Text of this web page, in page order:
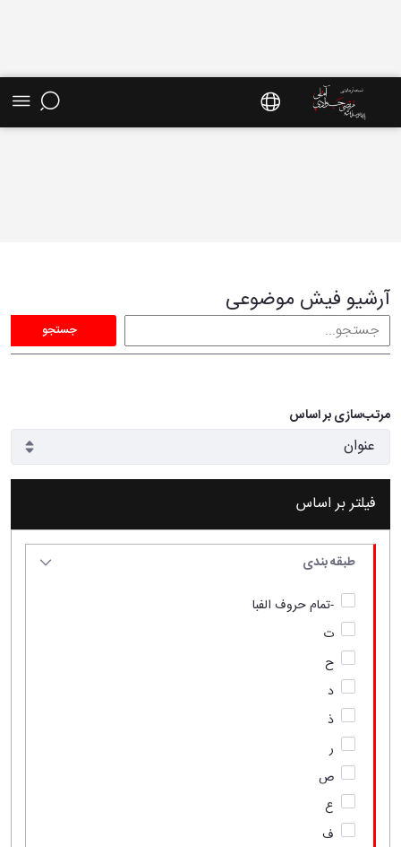
آرشیو فیش موضوعی
جستجو
مرتب‌سازی بر اساس
فیلتر بر اساس
طبقه بندی
-تمام حروف الفبا
ت
ح
د
ذ
ر
ص
ع
ف